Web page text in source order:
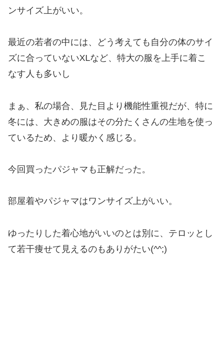
ンサイズ上がいい。
最近の若者の中には、どう考えても自分の体のサイ
ズに合っていないXLなど、特大の服を上手に着こ
なす人も多いし
まぁ、私の場合、見た目より機能性重視だが、特に
冬には、大きめの服はその分たくさんの生地を使っ
ているため、より暖かく感じる。
今回買ったパジャマも正解だった。
部屋着やパジャマはワンサイズ上がいい。
ゆったりした着心地がいいのとは別に、テロッとし
て若干痩せて見えるのもありがたい(^^;)